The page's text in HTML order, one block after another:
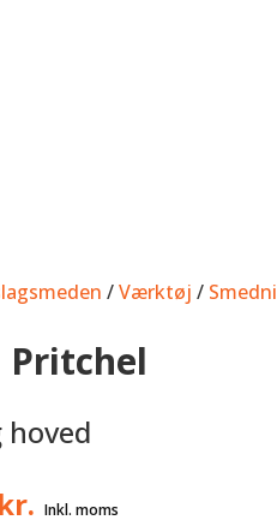
/Værktøj /
Pritchel
kr.